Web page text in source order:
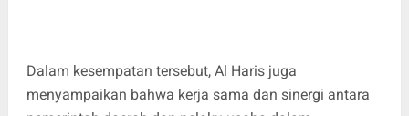
Dalam kesempatan tersebut, Al Haris juga
menyampaikan bahwa kerja sama dan sinergi antara